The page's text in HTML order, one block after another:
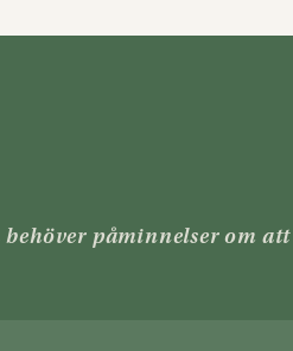
påminnelser om